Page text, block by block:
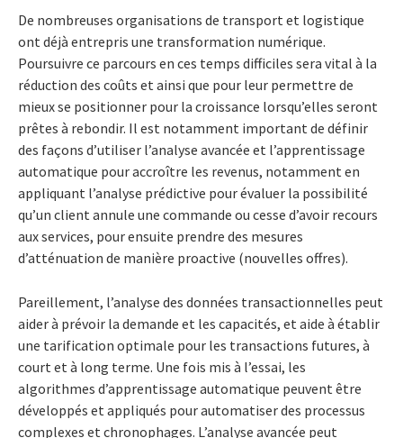
De nombreuses organisations de transport et logistique
ont déjà entrepris une transformation numérique.
Poursuivre ce parcours en ces temps difficiles sera vital à la
réduction des coûts et ainsi que pour leur permettre de
mieux se positionner pour la croissance lorsqu’elles seront
prêtes à rebondir. Il est notamment important de définir
des façons d’utiliser l’analyse avancée et l’apprentissage
automatique pour accroître les revenus, notamment en
appliquant l’analyse prédictive pour évaluer la possibilité
qu’un client annule une commande ou cesse d’avoir recours
aux services, pour ensuite prendre des mesures
d’atténuation de manière proactive (nouvelles offres).
Pareillement, l’analyse des données transactionnelles peut
aider à prévoir la demande et les capacités, et aide à établir
une tarification optimale pour les transactions futures, à
court et à long terme. Une fois mis à l’essai, les
algorithmes d’apprentissage automatique peuvent être
développés et appliqués pour automatiser des processus
complexes et chronophages. L’analyse avancée peut